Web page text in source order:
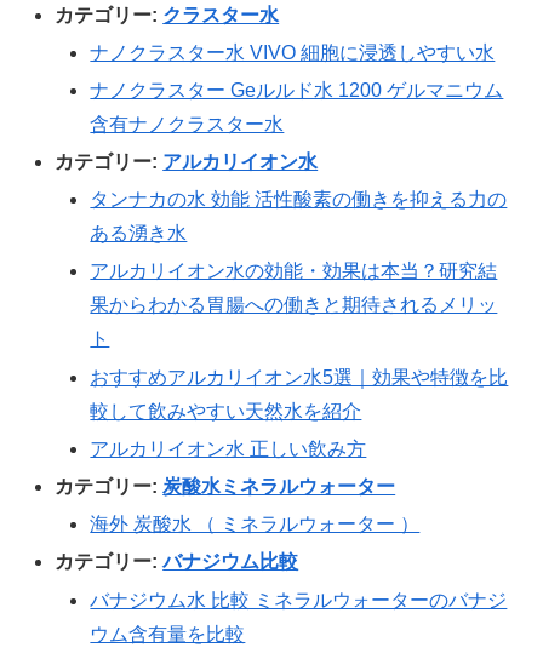
カテゴリー: クラスター水
ナノクラスター水 VIVO 細胞に浸透しやすい水
ナノクラスター Geルルド水 1200 ゲルマニウム
含有ナノクラスター水
カテゴリー: アルカリイオン水
タンナカの水 効能 活性酸素の働きを抑える力の
ある湧き水
アルカリイオン水の効能・効果は本当？研究結
果からわかる胃腸への働きと期待されるメリッ
ト
おすすめアルカリイオン水5選｜効果や特徴を比
較して飲みやすい天然水を紹介
アルカリイオン水 正しい飲み方
カテゴリー:炭酸水ミネラルウォーター
海外 炭酸水 （ ミネラルウォーター ）
カテゴリー:バナジウム比較
バナジウム水 比較 ミネラルウォーターのバナジ
ウム含有量を比較